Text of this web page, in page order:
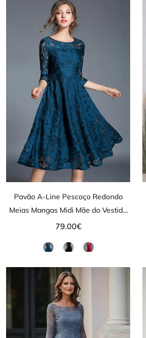
Pavão A-Line Pescoço Redondo
Meias Mangas Midi Mãe do Vestido
da Noiva
79.00€